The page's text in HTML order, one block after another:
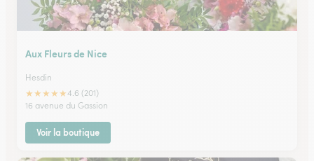
Aux Fleurs de Nice
Hesdin
★★★★★4.6 (201)
16 avenue du Gassion
Voir la boutique